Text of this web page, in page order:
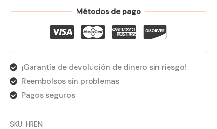
Métodos de pago
¡Garantía de devolución de dinero sin riesgo!
Reembolsos sin problemas
Pagos seguros
SKU: HREN